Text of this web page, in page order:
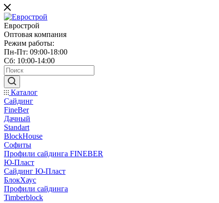
Еврострой
Оптовая компания
Режим работы:
Пн-Пт: 09:00-18:00
Сб: 10:00-14:00
Каталог
Сайдинг
FineBer
Дачный
Standart
BlockHouse
Софиты
Профили сайдинга FINEBER
Ю-Пласт
Сайдинг Ю-Пласт
БлокХаус
Профили сайдинга
Timberblock